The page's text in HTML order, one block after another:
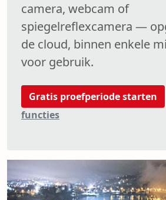
camera, webcam of
spiegelreflexcamera —
de cloud, binnen enkele
voor gebruik.
Gratis proefperiode starten
functies